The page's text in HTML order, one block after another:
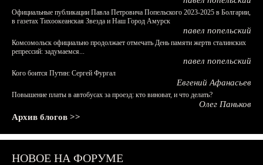
Официальные публикации Павла Петровича Попельского 2023-2025 в Болгарии,
в газетах Тихоокеанская Звезда и Наш Город Амурск
павел попельский
Комсомольск официально продолжает отмечать День памяти жертв сталинских
репрессий: задумаемся...
павел попельский
Кого боится Путин: Сергей Фургал
Евгений Афанасьев
Повышение платы в автобусах за проезд: кто виноват, и что делать?
Олег Паньков
Архив блогов >>
НОВОЕ НА ФОРУМЕ